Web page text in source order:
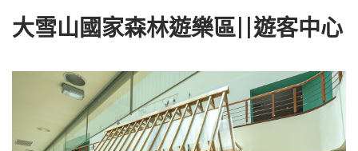
大雪山國家森林遊樂區||遊客中心